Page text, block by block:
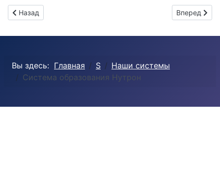
Предыдущий: Народная Открытая Система Образования:
Назад Следующий:
Вперед
Вы здесь: Главная S
Наши системы
Система образования Нутрон